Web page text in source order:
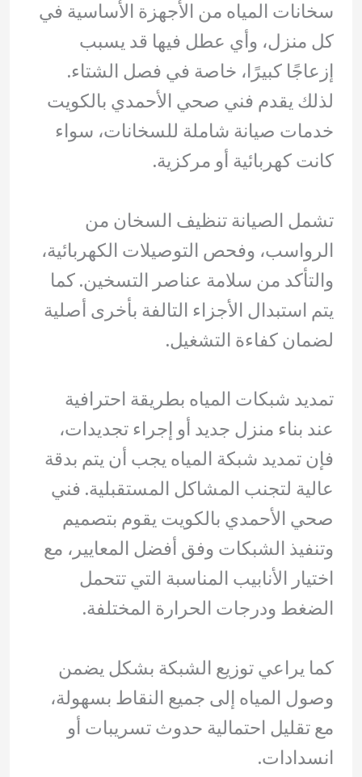
سخانات المياه من الأجهزة الأساسية في
كل منزل، وأي عطل فيها قد يسبب
إزعاجًا كبيرًا، خاصة في فصل الشتاء.
لذلك يقدم فني صحي الأحمدي بالكويت
خدمات صيانة شاملة للسخانات، سواء
كانت كهربائية أو مركزية.
تشمل الصيانة تنظيف السخان من
الرواسب، وفحص التوصيلات الكهربائية،
والتأكد من سلامة عناصر التسخين. كما
يتم استبدال الأجزاء التالفة بأخرى أصلية
لضمان كفاءة التشغيل.
تمديد شبكات المياه بطريقة احترافية
عند بناء منزل جديد أو إجراء تجديدات،
فإن تمديد شبكة المياه يجب أن يتم بدقة
عالية لتجنب المشاكل المستقبلية. فني
صحي الأحمدي بالكويت يقوم بتصميم
وتنفيذ الشبكات وفق أفضل المعايير، مع
اختيار الأنابيب المناسبة التي تتحمل
الضغط ودرجات الحرارة المختلفة.
كما يراعي توزيع الشبكة بشكل يضمن
وصول المياه إلى جميع النقاط بسهولة،
مع تقليل احتمالية حدوث تسريبات أو
انسدادات.